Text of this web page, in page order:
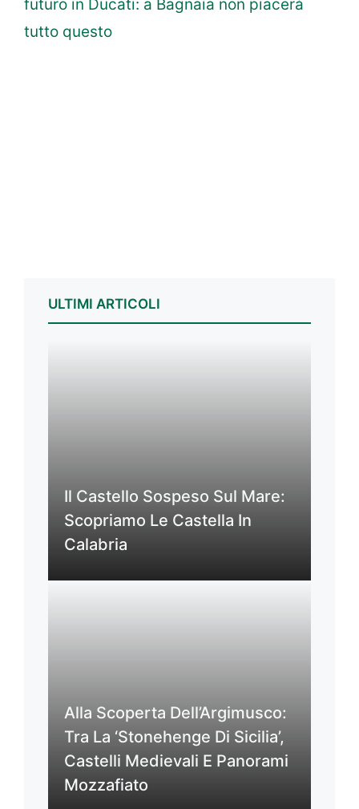
futuro in Ducati: a Bagnaia non piacerà
tutto questo
ULTIMI ARTICOLI
Il Castello Sospeso Sul Mare:
Scopriamo Le Castella In
Calabria
Alla Scoperta Dell’Argimusco:
Tra La ‘Stonehenge Di Sicilia’,
Castelli Medievali E Panorami
Mozzafiato